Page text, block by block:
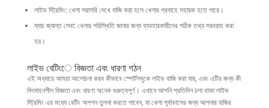
লাইভ স্ট্রিমিং: খেলা সরাসরি দেখে বাজি করা হলে খেলার প্রবাহে সহায়ক হতে পারে।
ম্যাচ জ্যান্ত সেবা: খেলার পরিস্থিতি জানার জন্য ব্যবহারকারীদের সঠিক তথ্য সরবরাহ করা
হয়।
লাইভ বেটিংে বিজ্ঞতা এবং ধারণা গঠন
এই অধ্যায়ে আমরা আলোচনা করব কীভাবে স্পোর্টসবুকে লাইভ বাজি করা যায়, এবং এটির জন্য কী
বিৎসাহনশীল বিজ্ঞতা এবং ধারণা অনেক গুরুত্বপূর্ণ। এখানে আপনি প্রতিদিন চলা থাকা লাইভ
স্ট্রিমিং এর মধ্যে বেটিং অপশন তুলনা করতে পাবেন, যা খেলা পূর্বাভাসের জন্য আপনার বাজির